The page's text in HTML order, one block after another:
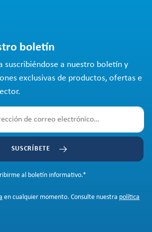
boletín
suscribiéndose a nuestro boletín y
exclusivas de productos, ofertas e
SUSCRÍBETE
al boletín informativo.*
en cualquier momento. Consulte nuestra política